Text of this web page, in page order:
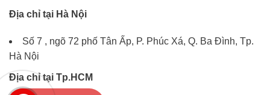
Địa chỉ tại Hà Nội
Số 7 , ngõ 72 phố Tân Ấp, P. Phúc Xá, Q. Ba Đình, Tp.
Hà Nội
Địa chỉ tại Tp.HCM